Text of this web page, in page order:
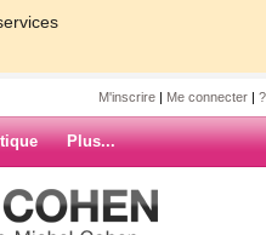
M'inscrire | Me connecter |
Plus...